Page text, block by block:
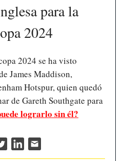
para la
2024
2024 se ha visto
James Maddison,
Hotspur, quien quedó
de Gareth Southgate para
lograrlo sin él?